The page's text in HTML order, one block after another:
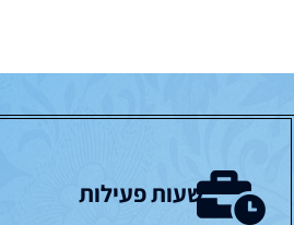
שעות פעילות